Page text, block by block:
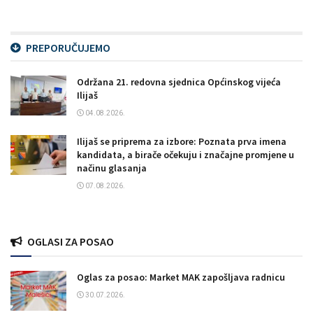
PREPORUČUJEMO
Održana 21. redovna sjednica Općinskog vijeća
Ilijaš
04.08.2026.
Ilijaš se priprema za izbore: Poznata prva imena
kandidata, a birače očekuju i značajne promjene u
načinu glasanja
07.08.2026.
OGLASI ZA POSAO
Oglas za posao: Market MAK zapošljava radnicu
30.07.2026.